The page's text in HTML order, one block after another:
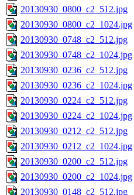
20130930_0800_c2_512.jpg
20130930_0800_c2_1024.jpg
20130930_0748_c2_512.jpg
20130930_0748_c2_1024.jpg
20130930_0236_c2_512.jpg
20130930_0236_c2_1024.jpg
20130930_0224_c2_512.jpg
20130930_0224_c2_1024.jpg
20130930_0212_c2_512.jpg
20130930_0212_c2_1024.jpg
20130930_0200_c2_512.jpg
20130930_0200_c2_1024.jpg
20130930_0148_c2_512.jpg